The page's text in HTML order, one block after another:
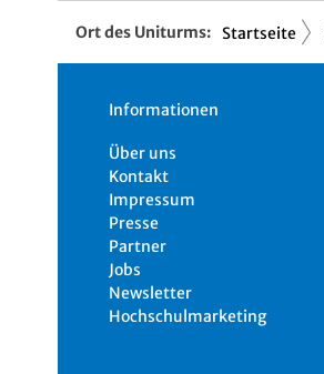
Ort des Uniturms: Startseite
Informationen
Über uns
Kontakt
Impressum
Presse
Partner
Jobs
Newsletter
Hochschulmarketing